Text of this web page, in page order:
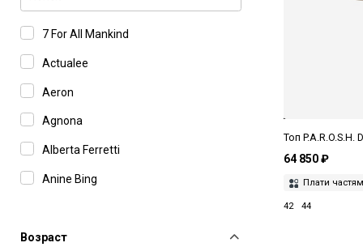
7 For All Mankind
Actualee
Aeron
Agnona
Alberta Ferretti
Anine Bing
Daname
Возраст
Топ P.A.R.O.S.H.
64 850 ₽
Плати
42 44